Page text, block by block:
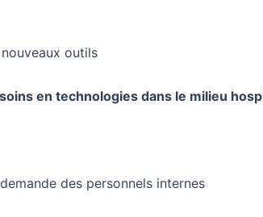
outils
en technologies dans le milieu
des personnels internes